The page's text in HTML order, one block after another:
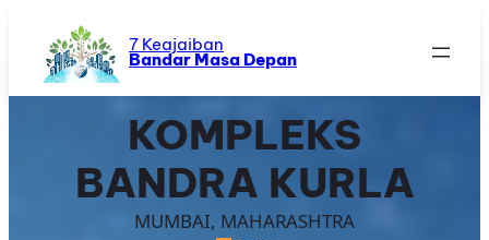
content
7 Keajaiban
Bandar Masa Depan
KOMPLEKS
BANDRA KURLA
MUMBAI, MAHARASHTRA